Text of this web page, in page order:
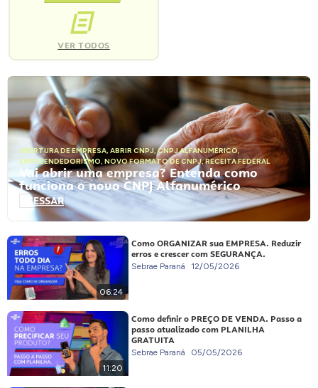
VER TODOS
ABERTURA DE EMPRESA, ABRIR CNPJ,CNPJ ALFANUMÉRICO,
EMPREENDEDORISMO, NOVO FORMATO DE CNPJ,RECEITA FEDERAL
Vai abrir uma empresa? Entenda como
funciona o novo CNPJ Alfanumérico
ACESSAR
06:24
Como ORGANIZAR sua EMPRESA. Reduzir
erros e crescer com SEGURANÇA.
Sebrae Paraná 12/05/2026
11:20
Como definir o PREÇO DE VENDA. Passo a
passo atualizado com PLANILHA
GRATUITA
Sebrae Paraná 05/05/2026